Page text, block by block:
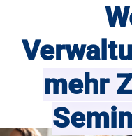
mehr